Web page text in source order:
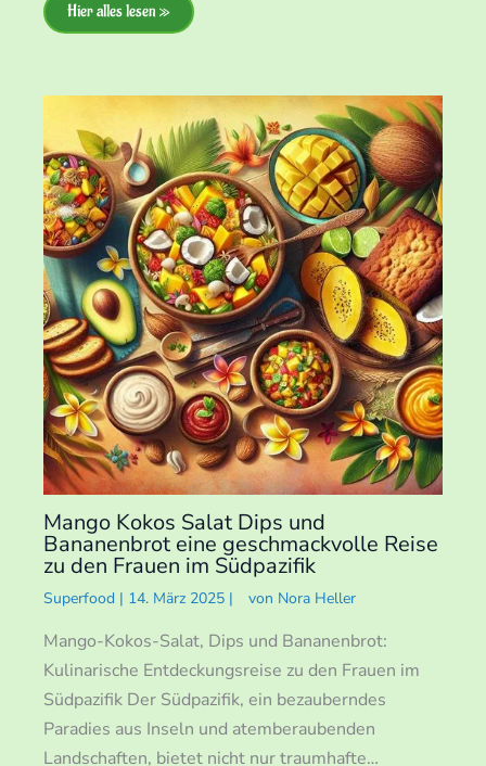
Hier alles lesen »
Mango Kokos Salat Dips und
Bananenbrot eine geschmackvolle Reise
zu den Frauen im Südpazifik
Superfood | 14. März 2025 | von Nora Heller
Mango-Kokos-Salat, Dips und Bananenbrot:
Kulinarische Entdeckungsreise zu den Frauen im
Südpazifik Der Südpazifik, ein bezauberndes
Paradies aus Inseln und atemberaubenden
Landschaften, bietet nicht nur traumhafte…